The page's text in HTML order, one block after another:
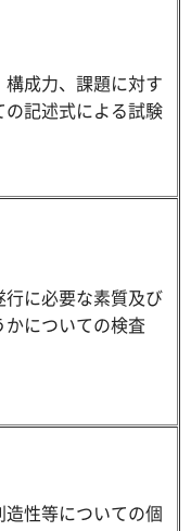
成力、課題に対す
記述式による試験
に必要な素質及び
についての検査
性等についての個